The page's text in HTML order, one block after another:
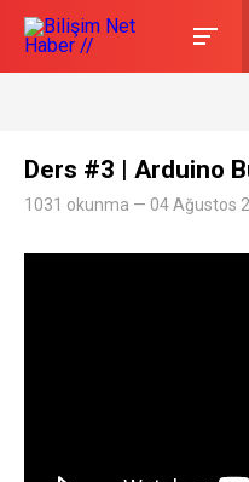
Ders #3 | Arduino
1031 okunma — 04 Ağustos